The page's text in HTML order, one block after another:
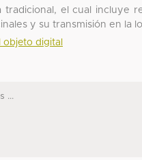
el cual incluye
y su transmisión en la
objeto digital
...